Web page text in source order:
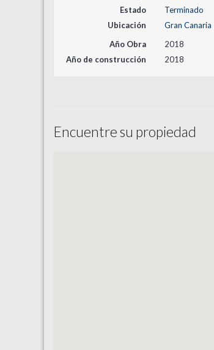
Estado
Terminado
Ubicación
Gran Canaria
Año Obra
2018
Año de construcción
2018
Encuentre su propiedad